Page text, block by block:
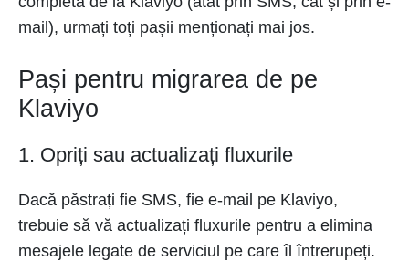
mail), urmați toți pașii menționați mai jos.
Pași pentru migrarea de pe
Klaviyo
1. Opriți sau actualizați fluxurile
Dacă păstrați fie SMS, fie e-mail pe Klaviyo,
trebuie să vă actualizați fluxurile pentru a elimina
mesajele legate de serviciul pe care îl întrerupeți.